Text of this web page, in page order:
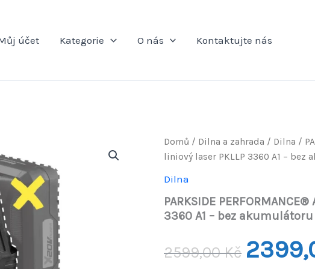
účet Kategorie O nás Kontaktujte nás
Domů / Dilna a zahrada / Dilna /
liniový laser PKLLP 3360 A1 –
Dilna
PARKSIDE
3360 A1 – bez
2599,00Kč
Původní